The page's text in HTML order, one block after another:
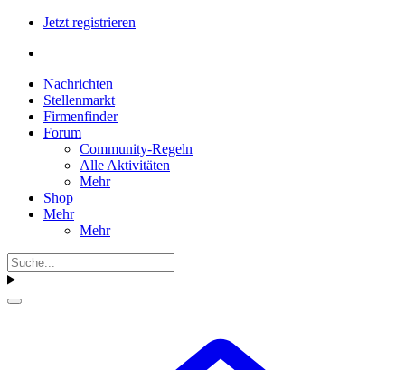
Jetzt registrieren
Nachrichten
Stellenmarkt
Firmenfinder
Forum
Community-Regeln
Alle Aktivitäten
Mehr
Shop
Mehr
Mehr